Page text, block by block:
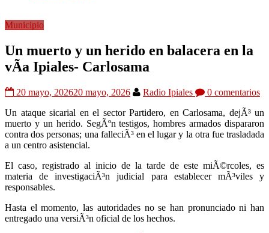
Municipio
Un muerto y un herido en balacera en la
vÃ­a Ipiales- Carlosama
20 mayo, 202620 mayo, 2026 Radio Ipiales
0 comentarios
Un ataque sicarial en el sector Partidero, en Carlosama, dejÃ³ un
muerto y un herido. SegÃºn testigos, hombres armados dispararon
contra dos personas; una falleciÃ³ en el lugar y la otra fue trasladada
a un centro asistencial.
El caso, registrado al inicio de la tarde de este miÃ©rcoles, es
materia de investigaciÃ³n judicial para establecer mÃ³viles y
responsables.
Hasta el momento, las autoridades no se han pronunciado ni han
entregado una versiÃ³n oficial de los hechos.